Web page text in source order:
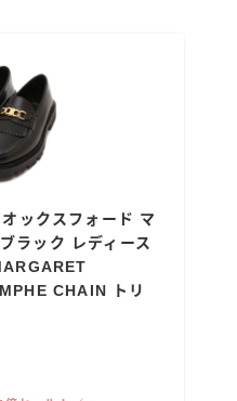
ックスフォード マ
ラック レディース
CHAIN トリ